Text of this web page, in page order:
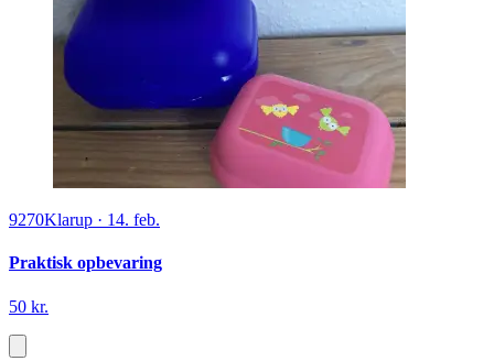
9270Klarup · 14. feb.
Praktisk opbevaring
50 kr.